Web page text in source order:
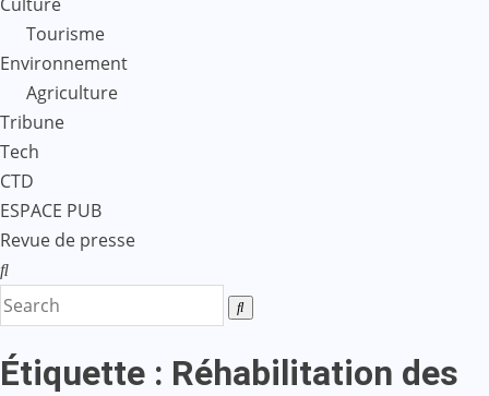
Tourisme
Environnement
Agriculture
Tribune
Tech
CTD
ESPACE PUB
Revue de presse
Étiquette : Réhabilitation des